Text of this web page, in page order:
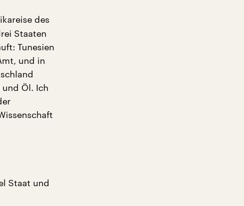
des
Staaten
Tunesien
und in
Öl. Ich
Staat und